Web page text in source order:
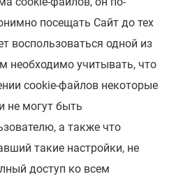
посещать Сайт до тех
воспользоваться одной из
необходимо учитывать, что
cookie-файлов некоторые
не могут быть
а также что
такие настройки, не
доступ ко всем